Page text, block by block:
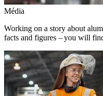
Média
Working on a story about
facts and figures – you will